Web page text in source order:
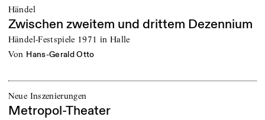
Händel
Zwischen zweitem und drittem Dezennium
Händel-Festspiele 1971 in Halle
von Hans-Gerald Otto
Neue Inszenierungen
Metropol-Theater